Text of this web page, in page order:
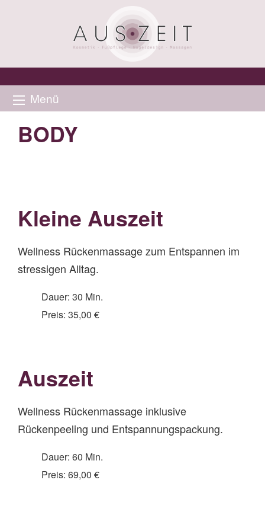
Menü
BODY
Kleine Auszeit
Wellness Rückenmassage zum Entspannen im
stressigen Alltag.
Dauer: 30 Min.
Preis: 35,00 €
Auszeit
Wellness Rückenmassage inklusive
Rückenpeeling und Entspannungspackung.
Dauer: 60 Min.
Preis: 69,00 €